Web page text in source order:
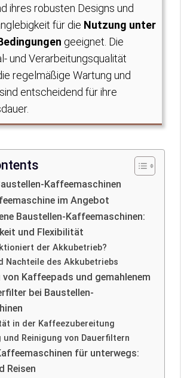
ihres robusten Designs und
für die Nutzung unter
geeignet. Die
und Verarbeitungsqualität
regelmäßige Wartung und
entscheidend für ihre
Kaffeemaschinen
im Angebot
Baustellen-Kaffeemaschinen:
und Flexibilität
der Akkubetrieb?
Nachteile des Akkubetriebs
von Kaffeepads und gemahlenem
bei Baustellen-
in der Kaffeezubereitung
und Reinigung von Dauerfiltern
für unterwegs:
Reisen